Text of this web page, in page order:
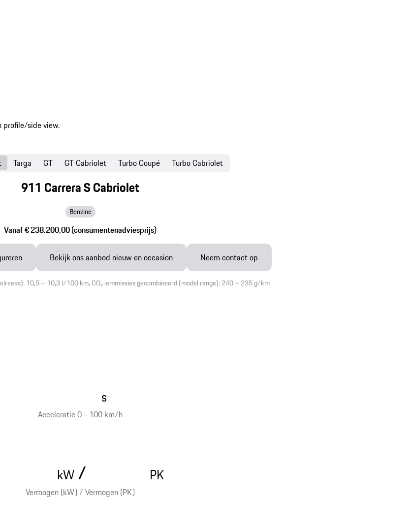
911 Carrera S Cabriolet
Benzine
Vanaf € 238.200,00 (consumentenadviesprijs)
Targa GT GT Cabriolet Turbo Coupé Turbo Cabriolet
Bekijk ons aanbod nieuw en occasion Neem contact op
10,5 – 10,3 l/100 km, CO₂-emmissies gecombineerd (model range): 240 – 235 g/km
Acceleratie 0 - 100 km/h
s
Vermogen (kW) / Vermogen (PK)
kW / PK